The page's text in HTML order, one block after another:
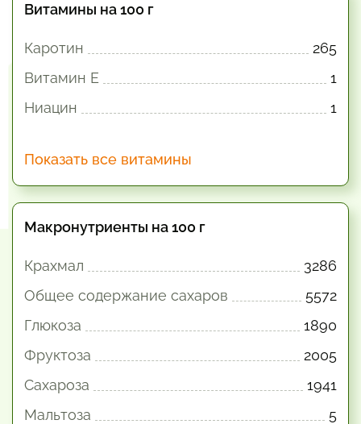
Витамины на 100 г
Каротин
265
Витамин E
1
Ниацин
1
Показать все витамины
Макронутриенты на 100 г
Крахмал
3286
Общее содержание сахаров
5572
Глюкоза
1890
Фруктоза
2005
Сахароза
1941
Мальтоза
5